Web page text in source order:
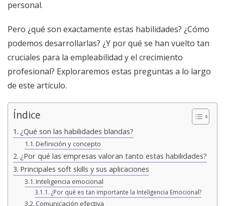
personal.
Pero ¿qué son exactamente estas habilidades? ¿Cómo
podemos desarrollarlas? ¿Y por qué se han vuelto tan
cruciales para la empleabilidad y el crecimiento
profesional? Exploraremos estas preguntas a lo largo
de este artículo.
Índice
¿Qué son las habilidades blandas?
Definición y concepto
¿Por qué las empresas valoran tanto estas habilidades?
Principales soft skills y sus aplicaciones
Inteligencia emocional
¿Por qué es tan importante la Inteligencia Emocional?
Comunicación efectiva